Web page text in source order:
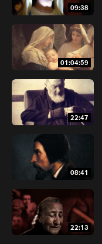
09:38
01:04:59
22:47
08:41
22:13